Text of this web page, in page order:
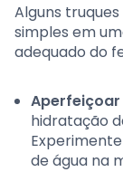
Alguns
simples em
adequado do
hidratação
de água na